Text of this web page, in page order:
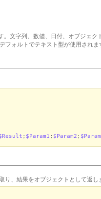
。文字列、数値、日付、オブジェク
ォルトでテキスト型が使用されま
; $Param1 ; $Param2 ;
り、結果をオブジェクトとして返し